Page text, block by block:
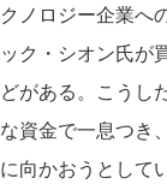
ノロジー企業へ
ク・シオン氏が
がある。こうし
資金で一息つき
向かおうとして